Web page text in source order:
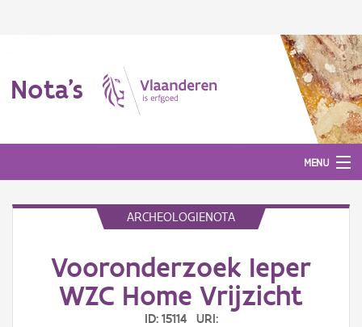
Nota's
MENU
Aanmelden
ARCHEOLOGIENOTA
Vooronderzoek Ieper
WZC Home Vrijzicht
ID: 15114 URI: